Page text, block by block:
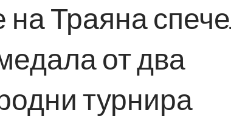
на Траяна
от два
турнира